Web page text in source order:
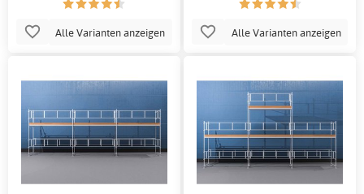
Alle Varianten anzeigen Alle Varianten anzeigen